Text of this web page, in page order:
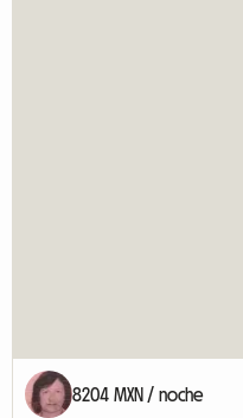
8204 MXN / noche